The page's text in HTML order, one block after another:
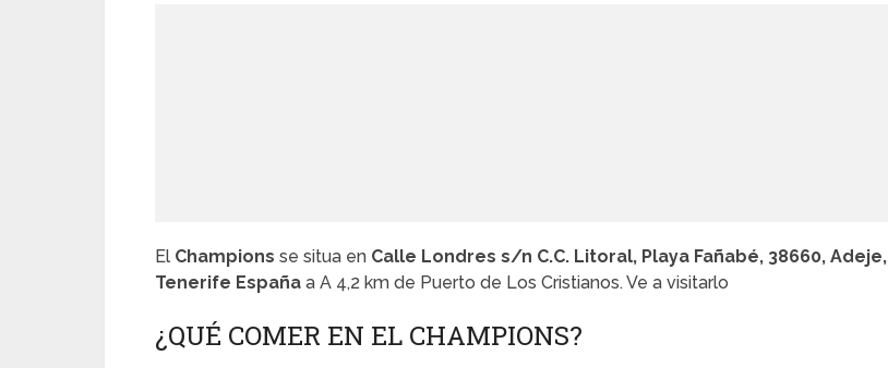
El Champions se situa en Calle Londres s/n C.C. Litoral, Playa Fañabé, 38660, Adeje,
Tenerife España a A 4,2 km de Puerto de Los Cristianos. Ve a visitarlo
¿QUÉ COMER EN EL CHAMPIONS?